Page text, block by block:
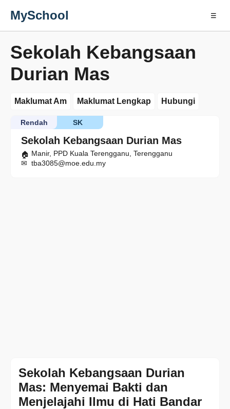
MySchool ☰
Sekolah Kebangsaan
Durian Mas
Maklumat Am Maklumat Lengkap Hubungi
Sekolah Kebangsaan Durian Mas
SK
Rendah
Manir, PPD Kuala Terengganu, Terengganu
tba3085@moe.edu.my
Sekolah Kebangsaan Durian
Mas: Menyemai Bakti dan
Menjelajahi Ilmu di Hati Bandar